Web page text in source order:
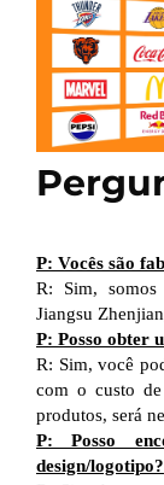
P: Vocês são
R: Sim, somos
Jiangsu
P: Posso obter
R: Sim, você
com o custo de
produtos, será
P: Posso
design/logotipo?